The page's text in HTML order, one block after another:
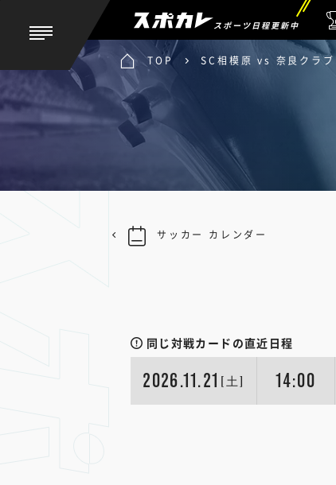
スポーツ日程更新中
TOP SC相模原 vs 奈良クラブ
同じ対戦カードの直近日程
2026.11.21 [土] 14:00
サッカー カレンダー